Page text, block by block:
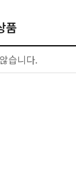
품
습니다.